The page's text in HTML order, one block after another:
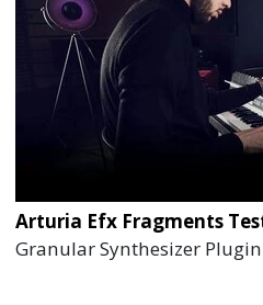
Arturia Efx Fragments
Granular Synthesizer Plugin